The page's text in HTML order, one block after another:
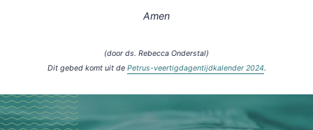
Amen
(door ds. Rebecca Onderstal)
Dit gebed komt uit de Petrus-veertigdagentijdkalender 2024.